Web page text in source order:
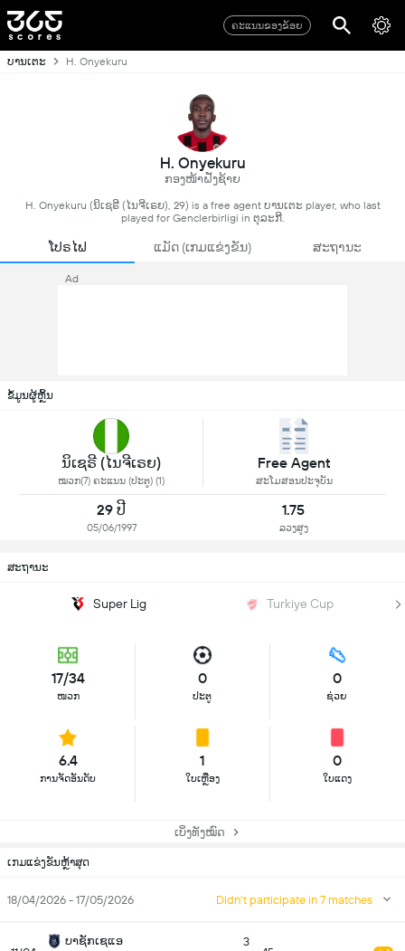
ຄະແນນຂອງຂ້ອຍ
ບານເຕະ H. Onyekuru
H. Onyekuru
ກອງໜ້າຝັ່ງຊ້າຍ
H. Onyekuru (ນິເຊຣີ (ໄນຈີເຣຍ), 29) is a free agent ບານເຕະ player, who last
played for Genclerbirligi in ຕຸລະກີ.
ໂປຣໄຟ ແມັດ (ເກມແຂ່ງຂັນ) ສະຖານະ
Ad
ຂໍ້ມູນຜູ້ຫຼິ້ນ
ນິເຊຣີ (ໄນຈີເຣຍ)
ໝວກ(7) ຄະແນນ (ປະຕູ) (1)
Free Agent
ສະໂມສອນປະຈຸບັນ
29 ປີ
05/06/1997
1.75
ລວງສູງ
ສະຖານະ
Super Lig Turkiye Cup
17/34
ໜວກ
0
ປະຕູ
0
ຊ່ວຍ
6.4
ການຈັດອັນດັບ
1
ໃບເຫຼືອງ
0
ໃບແດງ
ເບິ່ງທັງໝົດ
ເກມແຂ່ງຂັນຫຼ້າສຸດ
18/04/2026 - 17/05/2026 Didn't participate in 7 matches
ບາຊັກເຊແອ
3